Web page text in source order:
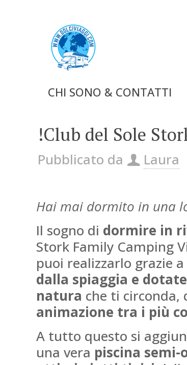
CHI SONO & CONTATTI
!Club del Sole
Pubblicato da Laura
Hai mai dormito in una
Il sogno di dormire in
Stork Family Camping
puoi realizzarlo grazie a
dalla spiaggia e
natura che ti circonda,
animazione tra i più
A tutto questo si
una vera piscina